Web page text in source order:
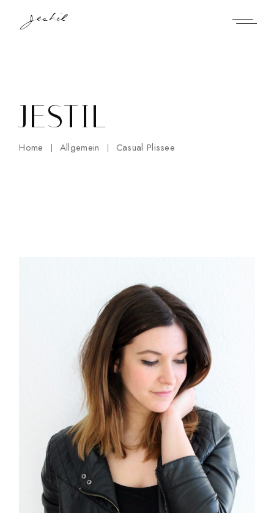
content
JESTIL
Home Allgemein Casual Plissee